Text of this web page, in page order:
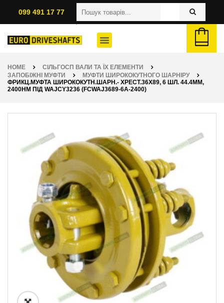
099 491 17 77
HOME
СІЛЬГОСП ВАЛИ ТА ЇХ ЕЛЕМЕНТИ
ЗАПОБІЖНІ МУФТИ
МУФТИ ШИРОКОКУТНОГО ШАРНІРУ
ФРИКЦ.МУФТА ШИРОКОКУТН.ШАРН.- ХРЕСТ.36Х89, 6 ШЛ. 44.4ММ,
2400НМ ПІД WAJCY3236 (FCWAJ3689-6A-2400)